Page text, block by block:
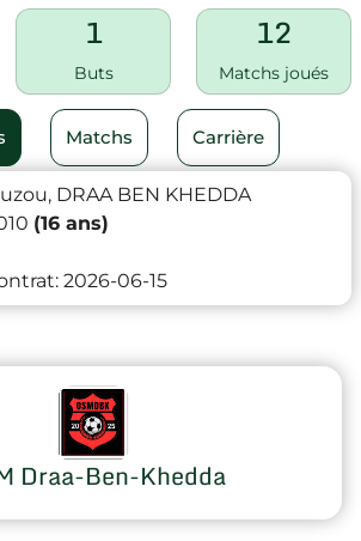
1
Buts
12
Matchs joués
Matchs Carrière
DRAA BEN KHEDDA
(16 ans)
2026-06-15
Draa-Ben-Khedda